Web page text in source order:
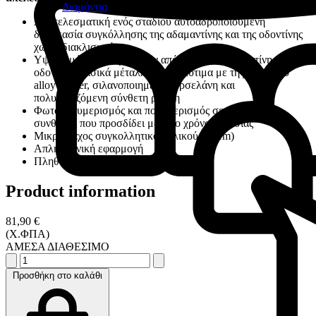
Διαμάντια
Αποτελεσματική ενός σταδίου αυτοαδροποιούμενη
διαδικασία συγκόλλησης της αδαμαντίνης και της οδοντίνης
χωρίς διακλισμούς
Υψηλό μέτρο αντοχής στην απόσχιση σε αδαμαντίνη,
οδοντίνη, βασικά μέταλλα και πολύτιμα με τη χρήση του
alloy primer, σιλανοποιημένη πορσελάνη και
πολυμεριζόμενη σύνθετη ρητίνη
Φωτοπολυμερισμός και πολυμερισμός σε αναερόβιες
συνθήκες που προσδίδει μεγάλο χρόνο εργασίας
Μικρό πάχος συγκολλητικού υλικού (18μm)
Απλή κλινική εφαρμογή
Πληθώρα κλινικών εφαρμογών
Product information
81,90 €
(Χ.ΦΠΑ)
ΑΜΕΣΑ ΔΙΑΘΕΣΙΜΟ
Προσθήκη στο καλάθι